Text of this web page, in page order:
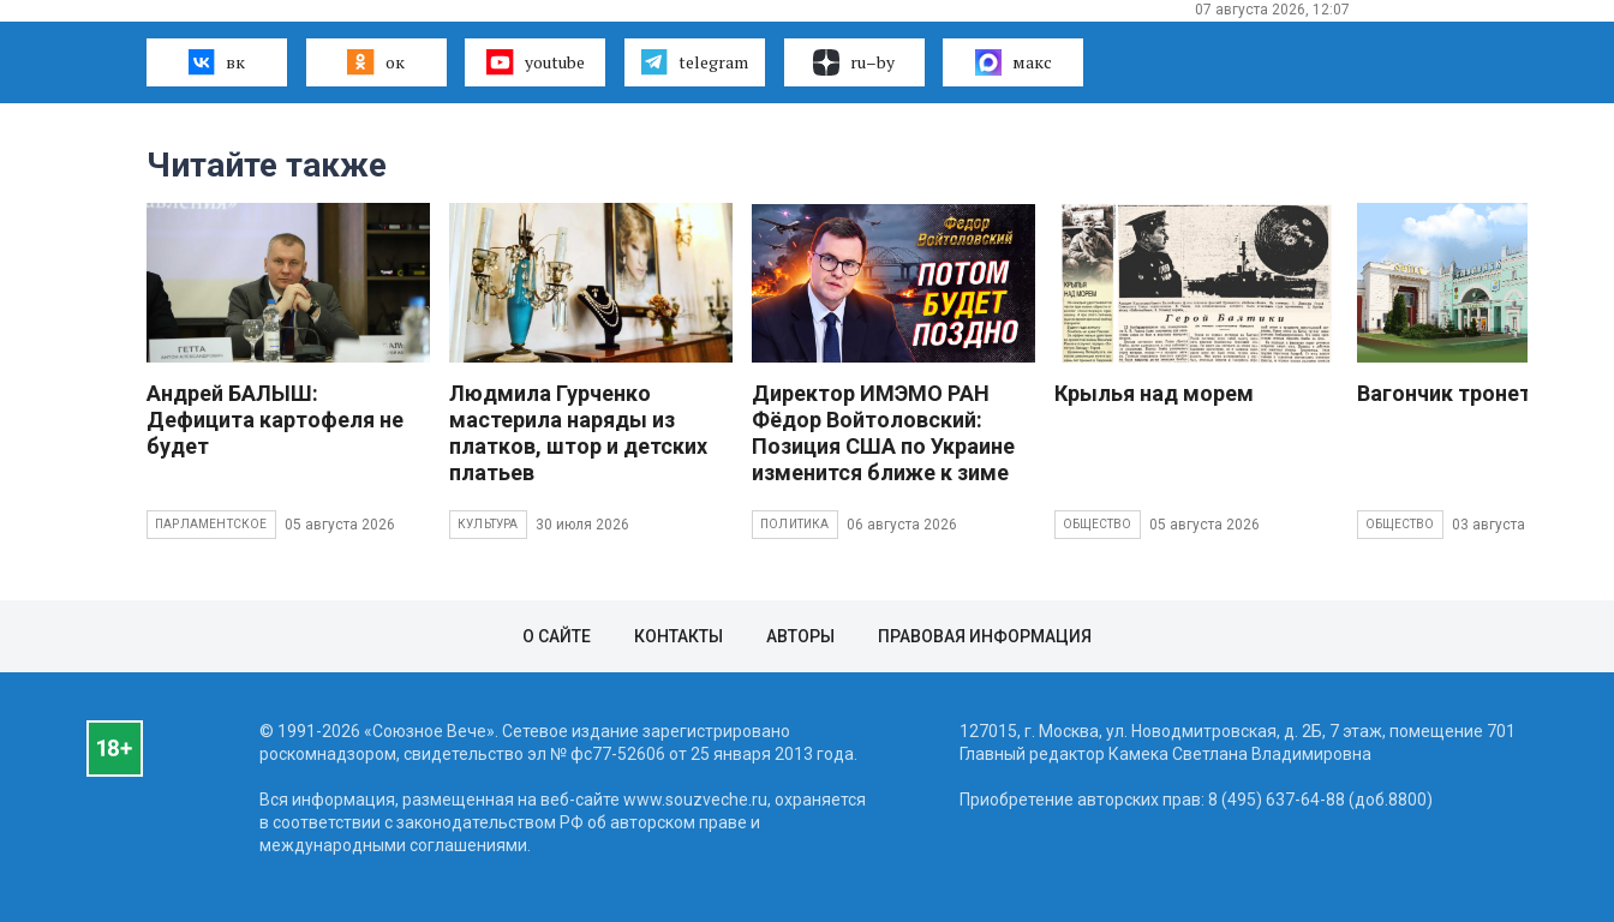
07 августа 2026, 12:07
вк ок youtube telegram ru–by макс
Читайте также
Андрей БАЛЫШ:
Дефицита картофеля не
будет
ПАРЛАМЕНТСКОЕ 05 августа 2026
Людмила Гурченко
мастерила наряды из
платков, штор и детских
платьев
КУЛЬТУРА 30 июля 2026
Директор ИМЭМО РАН
Фёдор Войтоловский:
Позиция США по Украине
изменится ближе к зиме
ПОЛИТИКА 06 августа 2026
Крылья над морем
ОБЩЕСТВО 05 августа 2026
Вагончик тронется
ОБЩЕСТВО 03 августа 2026
О САЙТЕ КОНТАКТЫ АВТОРЫ ПРАВОВАЯ ИНФОРМАЦИЯ
© 1991-2026 «Союзное Вече». Сетевое издание зарегистрировано
роскомнадзором, свидетельство эл № фc77-52606 от 25 января 2013 года.
Вся информация, размещенная на веб-сайте www.souzveche.ru, охраняется
в соответствии с законодательством РФ об авторском праве и
международными соглашениями.
127015, г. Москва, ул. Новодмитровская, д. 2Б, 7 этаж, помещение 701
Главный редактор Камека Светлана Владимировна
Приобретение авторских прав: 8 (495) 637-64-88 (доб.8800)